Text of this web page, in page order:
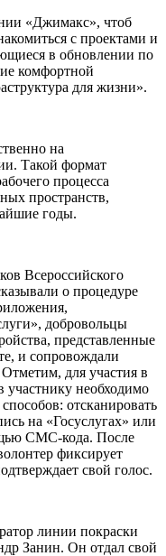
«Джимакс», чтоб
с проектами и
в обновлении по
комфортной
для жизни».
на
Такой формат
процесса
пространств,
годы.
Всероссийского
о процедуре
добровольцы
представленные
и сопровождали
для участия в
необходимо
отсканировать
на «Госуслугах» или
СМС-кода. После
фиксирует
свой голос.
линии покраски
Занин. Он отдал свой